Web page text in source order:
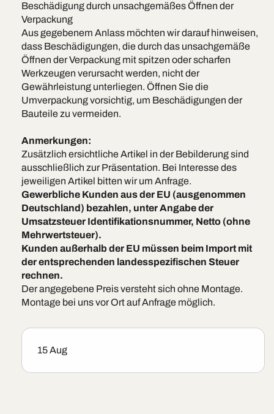
Beschädigung durch unsachgemäßes Öffnen der
Verpackung
Aus gegebenem Anlass möchten wir darauf hinweisen,
dass Beschädigungen, die durch das unsachgemäße
Öffnen der Verpackung mit spitzen oder scharfen
Werkzeugen verursacht werden, nicht der
Gewährleistung unterliegen. Öffnen Sie die
Umverpackung vorsichtig, um Beschädigungen der
Bauteile zu vermeiden.
Anmerkungen:
Zusätzlich ersichtliche Artikel in der Bebilderung sind
ausschließlich zur Präsentation. Bei Interesse des
jeweiligen Artikel bitten wir um Anfrage.
Gewerbliche Kunden aus der EU (ausgenommen
Deutschland) bezahlen, unter Angabe der
Umsatzsteuer Identifikationsnummer, Netto (ohne
Mehrwertsteuer).
Kunden außerhalb der EU müssen beim Import mit
der entsprechenden landesspezifischen Steuer
rechnen.
Der angegebene Preis versteht sich ohne Montage.
Montage bei uns vor Ort auf Anfrage möglich.
15 Aug